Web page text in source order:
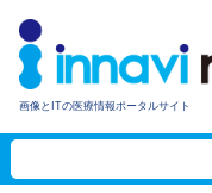
画像とITの医療情報ポータルサイト